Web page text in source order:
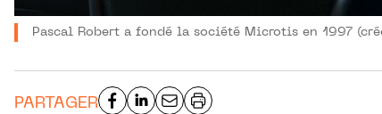
Pascal Robert a fondé la société Microtis en 1997
PARTAGER